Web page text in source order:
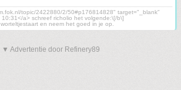
topic/2422880/2/50#p176814828" target="_blank"
a> schreef richolio het volgende:\[/b\]
en neem het goed in je op.
▼ Advertentie door Refinery89